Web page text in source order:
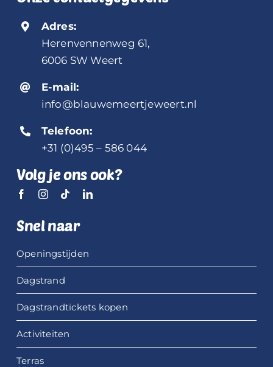
Adres:
Herenvennenweg 61,
6006 SW Weert
E-mail:
info@blauwemeertjeweert.nl
Telefoon:
+31 (0)495 – 586 044
Volg je ons ook?
Snel naar
Openingstijden
Dagstrand
Dagstrandtickets kopen
Activiteiten
Terras